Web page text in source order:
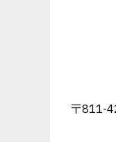
〒811-